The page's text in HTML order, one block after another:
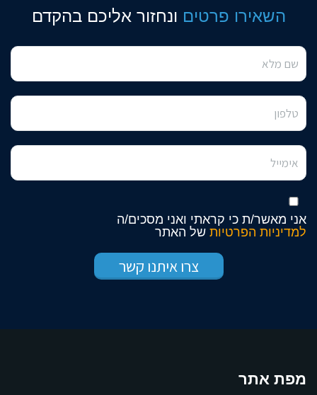
השאירו פרטים ונחזור אליכם בהקדם
אני מאשר/ת כי קראתי ואני מסכים/ה
למדיניות הפרטיות של האתר
מפת אתר